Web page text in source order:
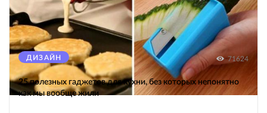
ДИЗАЙН 71624
25 полезных гаджетов для кухни, без которых непонятно
как мы вообще жили